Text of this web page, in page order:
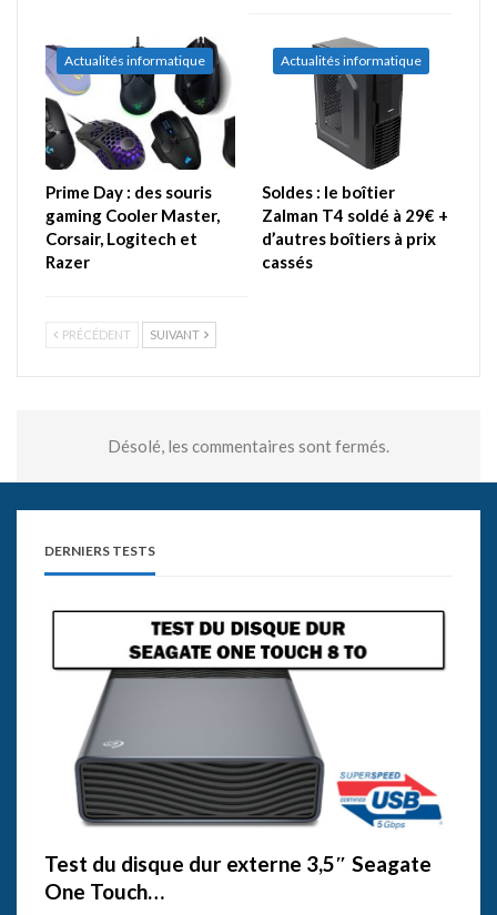
Actualités informatique
Prime Day : des souris
gaming Cooler Master,
Corsair, Logitech et
Razer
Actualités informatique
Soldes : le boîtier
Zalman T4 soldé à 29€ +
d’autres boîtiers à prix
cassés
PRÉCÉDENT SUIVANT
Désolé, les commentaires sont fermés.
DERNIERS TESTS
Test du disque dur externe 3,5″ Seagate
One Touch…